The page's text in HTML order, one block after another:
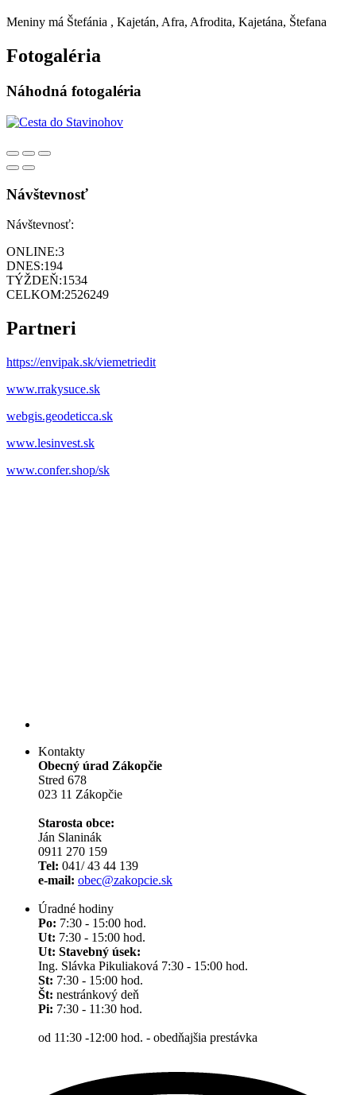
Meniny má Štefánia , Kajetán, Afra, Afrodita, Kajetána, Štefana
Fotogaléria
Náhodná fotogaléria
Návštevnosť
Návštevnosť:
ONLINE:3
DNES:194
TÝŽDEŇ:1534
CELKOM:2526249
Partneri
https://envipak.sk/viemetriedit
www.rrakysuce.sk
webgis.geodeticca.sk
www.lesinvest.sk
www.confer.shop/sk
Kontakty
Obecný úrad Zákopčie
Stred 678
023 11 Zákopčie
Starosta obce:
Ján Slaninák
0911 270 159
Tel: 041/ 43 44 139
e-mail: obec@zakopcie.sk
Úradné hodiny
Po: 7:30 - 15:00 hod.
Ut: 7:30 - 15:00 hod.
Ut: Stavebný úsek:
Ing. Slávka Pikuliaková 7:30 - 15:00 hod.
St: 7:30 - 15:00 hod.
Št: nestránkový deň
Pi: 7:30 - 11:30 hod.
od 11:30 -12:00 hod. - obedňajšia prestávka